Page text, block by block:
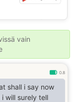
💕
vain
0.8
shall i say now
i will surely tell